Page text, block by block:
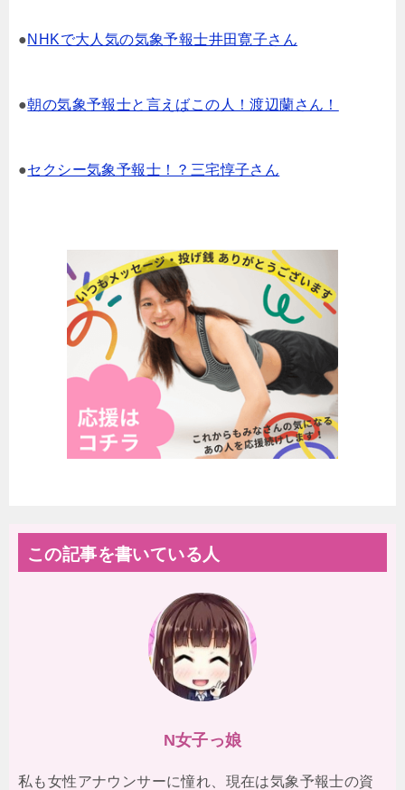
●NHKで大人気の気象予報士井田寛子さん
●朝の気象予報士と言えばこの人！渡辺蘭さん！
●セクシー気象予報士！？三宅惇子さん
この記事を書いている人
N女子っ娘
私も女性アナウンサーに憧れ、現在は気象予報士の資